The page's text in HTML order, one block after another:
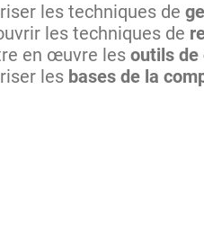
les techniques de
les techniques de
en œuvre les outils de
les bases de la